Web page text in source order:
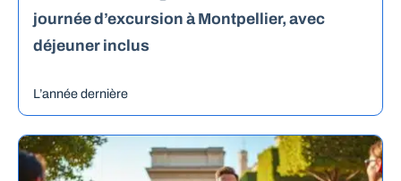
journée d’excursion à Montpellier, avec
déjeuner inclus
L’année dernière